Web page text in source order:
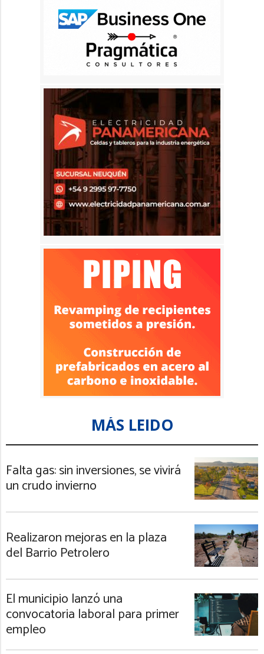
MÁS LEIDO
Falta gas: sin inversiones, se vivirá
un crudo invierno
Realizaron mejoras en la plaza
del Barrio Petrolero
El municipio lanzó una
convocatoria laboral para primer
empleo